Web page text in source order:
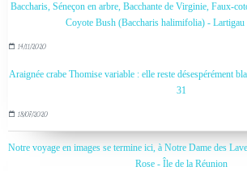
Baccharis, Séneçon en arbre, Bacchante de Virginie, Faux-
Coyote Bush (Baccharis halimifolia) -
14/11/2020
Araignée crabe Thomise variable : elle reste désespérément
31
18/07/2020
Notre voyage en images se termine ici, à Notre Dame des
Rose - Île de la Réunion